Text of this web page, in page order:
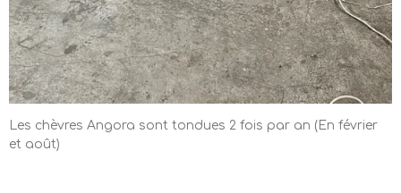
Les chèvres Angora sont tondues 2 fois par an (En février
et août)